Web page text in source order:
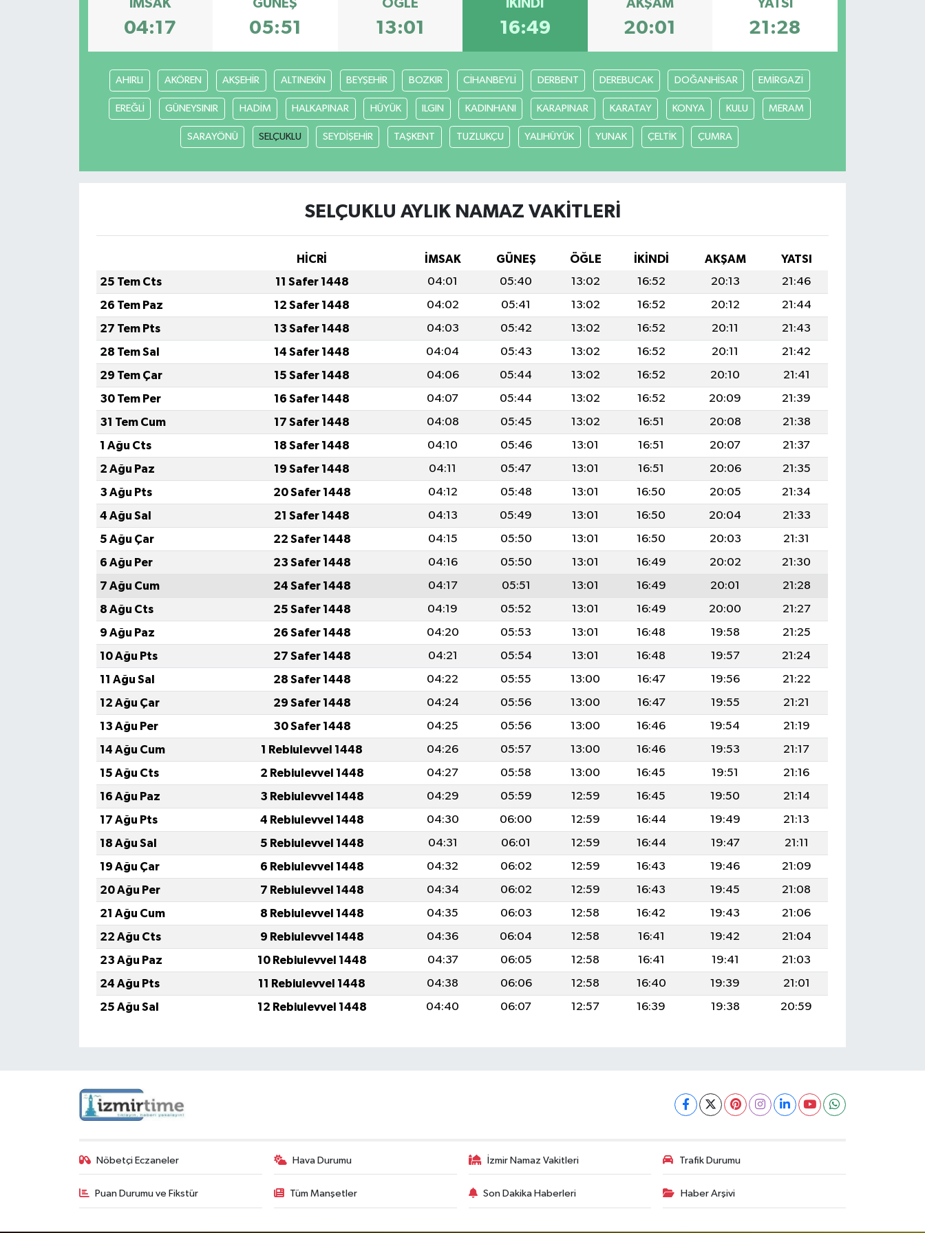
İMSAK
04:17
GÜNEŞ
05:51
ÖĞLE
13:01
İKINDI
16:49
AKŞAM
20:01
YATSI
21:28
AHIRLI AKÖREN AKŞEHİR ALTINEKİN BEYŞEHİR BOZKIR CİHANBEYLİ DERBENT DEREBUCAK DOĞANHİSAR EMİRGAZİ
EREĞLİ GÜNEYSINIR HADİM HALKAPINAR HÜYÜK ILGIN KADINHANI KARAPINAR KARATAY KONYA KULU MERAM
SARAYÖNÜ SELÇUKLU SEYDİŞEHİR TAŞKENT TUZLUKÇU YALIHÜYÜK YUNAK ÇELTİK ÇUMRA
SELÇUKLU AYLIK NAMAZ VAKITLERI
HİCRİ İMSAK GÜNEŞ ÖĞLE İKINDI AKŞAM
YATSI
25 Tem Cts
11 Safer 1448 04:01 05:40 13:02 16:52 20:13
21:46
26 Tem Paz
12 Safer 1448 04:02 05:41 13:02 16:52 20:12
21:44
27 Tem Pts
13 Safer 1448 04:03 05:42 13:02 16:52 20:11
21:43
28 Tem Sal
14 Safer 1448 04:04 05:43 13:02 16:52 20:11
21:42
29 Tem Çar
15 Safer 1448 04:06 05:44 13:02 16:52 20:10
21:41
30 Tem Per
16 Safer 1448 04:07 05:44 13:02 16:52 20:09
21:39
31 Tem Cum
17 Safer 1448 04:08 05:45 13:02 16:51 20:08
21:38
1 Ağu Cts
18 Safer 1448 04:10 05:46 13:01 16:51 20:07
21:37
2 Ağu Paz
19 Safer 1448 04:11 05:47 13:01 16:51 20:06
21:35
3 Ağu Pts
20 Safer 1448 04:12 05:48 13:01 16:50 20:05
21:34
4 Ağu Sal
21 Safer 1448 04:13 05:49 13:01 16:50 20:04
21:33
5 Ağu Çar
22 Safer 1448 04:15 05:50 13:01 16:50 20:03
21:31
6 Ağu Per
23 Safer 1448 04:16 05:50 13:01 16:49 20:02
21:30
7 Ağu Cum
24 Safer 1448 04:17 05:51 13:01 16:49 20:01
21:28
8 Ağu Cts
25 Safer 1448 04:19 05:52 13:01 16:49 20:00
21:27
9 Ağu Paz
26 Safer 1448 04:20 05:53 13:01 16:48 19:58
21:25
10 Ağu Pts
27 Safer 1448 04:21 05:54 13:01 16:48 19:57
21:24
11 Ağu Sal
28 Safer 1448 04:22 05:55 13:00 16:47 19:56
21:22
12 Ağu Çar
29 Safer 1448 04:24 05:56 13:00 16:47 19:55
21:21
13 Ağu Per
30 Safer 1448 04:25 05:56 13:00 16:46 19:54
21:19
14 Ağu Cum
1 Rebiulevvel 1448 04:26 05:57 13:00 16:46 19:53
21:17
15 Ağu Cts
2 Rebiulevvel 1448 04:27 05:58 13:00 16:45 19:51
21:16
16 Ağu Paz
3 Rebiulevvel 1448 04:29 05:59 12:59 16:45 19:50
21:14
17 Ağu Pts
4 Rebiulevvel 1448 04:30 06:00 12:59 16:44 19:49
21:13
18 Ağu Sal
5 Rebiulevvel 1448 04:31 06:01 12:59 16:44 19:47
21:11
19 Ağu Çar
6 Rebiulevvel 1448 04:32 06:02 12:59 16:43 19:46
21:09
20 Ağu Per
7 Rebiulevvel 1448 04:34 06:02 12:59 16:43 19:45
21:08
21 Ağu Cum
8 Rebiulevvel 1448 04:35 06:03 12:58 16:42 19:43
21:06
22 Ağu Cts
9 Rebiulevvel 1448 04:36 06:04 12:58 16:41 19:42
21:04
23 Ağu Paz
10 Rebiulevvel 1448 04:37 06:05 12:58 16:41 19:41
21:03
24 Ağu Pts
11 Rebiulevvel 1448 04:38 06:06 12:58 16:40 19:39
21:01
25 Ağu Sal
12 Rebiulevvel 1448 04:40 06:07 12:57 16:39 19:38 20:59
Nöbetçi Eczaneler Hava Durumu İzmir Namaz Vakitleri Trafik Durumu
Puan Durumu ve Fikstür Tüm Manşetler Son Dakika Haberleri Haber Arşivi